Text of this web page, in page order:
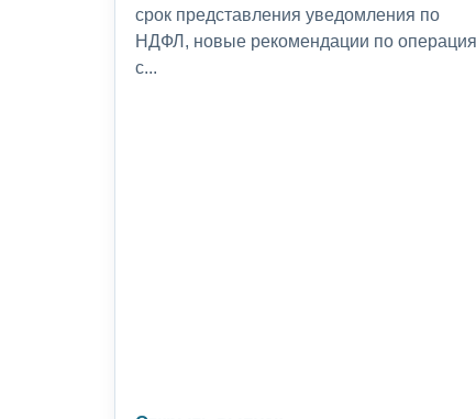
срок представления уведомления по
НДФЛ, новые рекомендации по
с...